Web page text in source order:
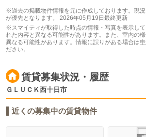
※過去の掲載物件情報を元に作成しております。現
が優先となります。 2026年05月19日最終更新
※スマイティが取得した時点の情報・写真を表示し
れた内容と異なる可能性があります。また、室内の
異なる可能性があります。情報に誤りがある場合は
ださい。
賃貸募集状況・履歴
ＧＬＵＣＫ西十日市
近くの募集中の賃貸物件